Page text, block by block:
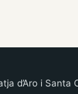
d’Aro i Santa